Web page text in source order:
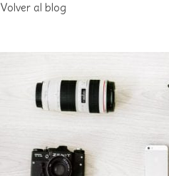
Volver al blog